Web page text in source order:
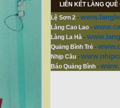
LIÊN KẾT LÀNG QUÊ
Lệ Sơn 2 -
Làng Cao Lao -
Làng La Hà -
Quảng Bình Trẻ -
Nhịp Cầu -
Báo Quảng Bình -